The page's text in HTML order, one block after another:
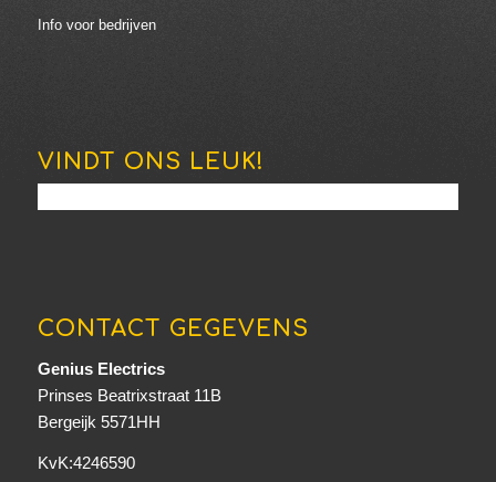
Info voor bedrijven
VINDT ONS LEUK!
CONTACT GEGEVENS
Genius Electrics
Prinses Beatrixstraat 11B
Bergeijk 5571HH
KvK:4246590